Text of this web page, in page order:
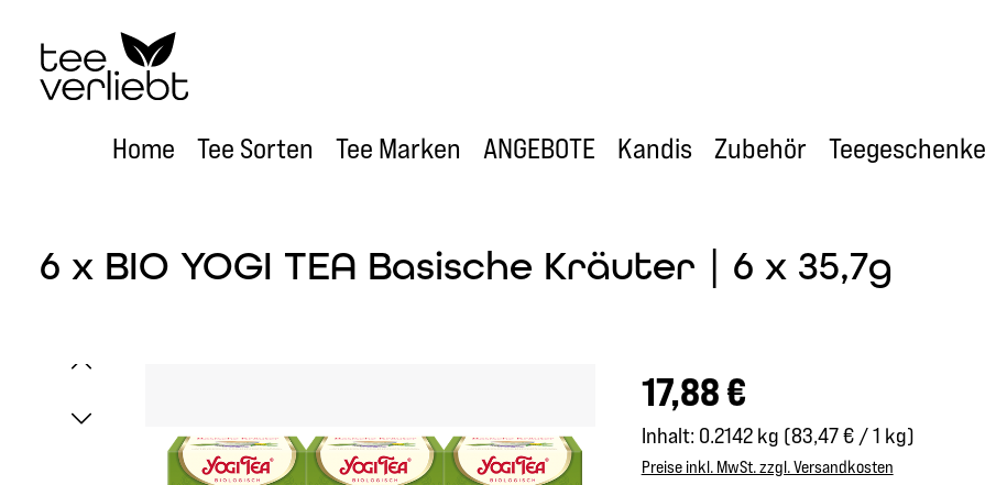
Hauptinhalt springen
Zur Hauptnavigation springen
Home Tee Sorten Tee Marken ANGEBOTE Kandis Zubehör Teegeschenke
6 x BIO YOGI TEA Basische Kräuter | 6 x 35,7g
Regulärer Preis:
17,88 €
Inhalt: 0.2142 kg (83,47 € / 1 kg)
Preise inkl. MwSt. zzgl. Versandkosten